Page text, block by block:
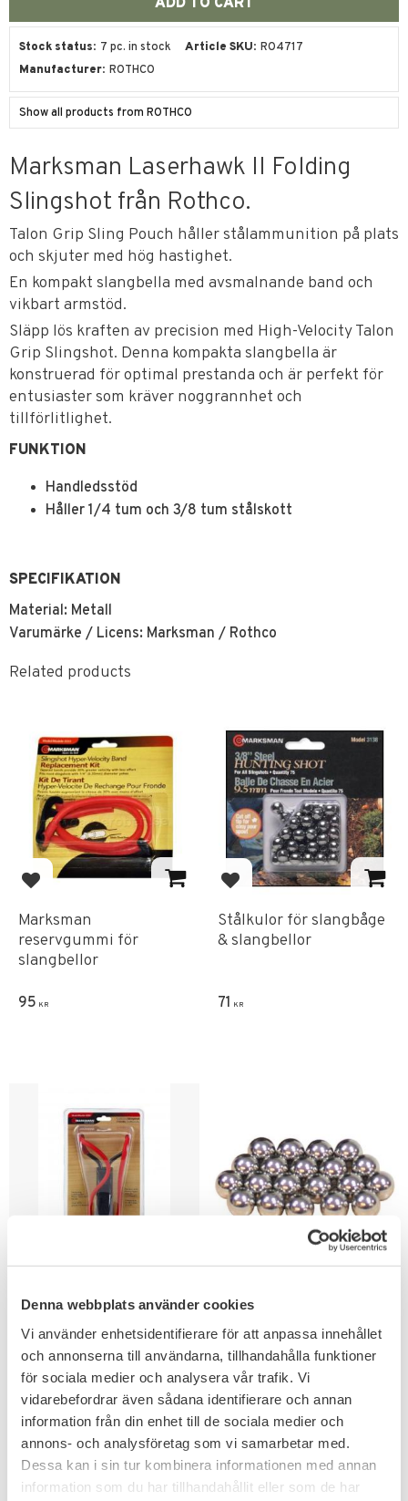
Denna webbplats använder cookies
Vi använder enhetsidentifierare för att anpassa innehållet
och annonserna till användarna, tillhandahålla funktioner
för sociala medier och analysera vår trafik. Vi
vidarebefordrar även sådana identifierare och annan
information från din enhet till de sociala medier och
annons- och analysföretag som vi samarbetar med.
Dessa kan i sin tur kombinera informationen med annan
information som du har tillhandahållit eller som de har
Stock status 7 pc. in stock Article SKU RO4717
Manufacturer ROTHCO
Show all products from ROTHCO
Marksman Laserhawk II Folding
Slingshot från Rothco.
Talon Grip Sling Pouch håller stålammunition på plats
och skjuter med hög hastighet.
En kompakt slangbella med avsmalnande band och
vikbart armstöd.
Släpp lös kraften av precision med High-Velocity Talon
Grip Slingshot. Denna kompakta slangbella är
konstruerad för optimal prestanda och är perfekt för
entusiaster som kräver noggrannhet och
tillförlitlighet.
FUNKTION
Handledsstöd
Håller 1/4 tum och 3/8 tum stålskott
SPECIFIKATION
Material: Metall
Varumärke / Licens: Marksman / Rothco
Related products
Add to favorites
Marksman
reservgummi för
slangbellor
95 KR
Add to favorites
Stålkulor för slangbåge
& slangbellor
71 KR
Add to favorites
3030
199KR
Add to favorites
Slangbellor 8mm
103 KR
FAVORITE